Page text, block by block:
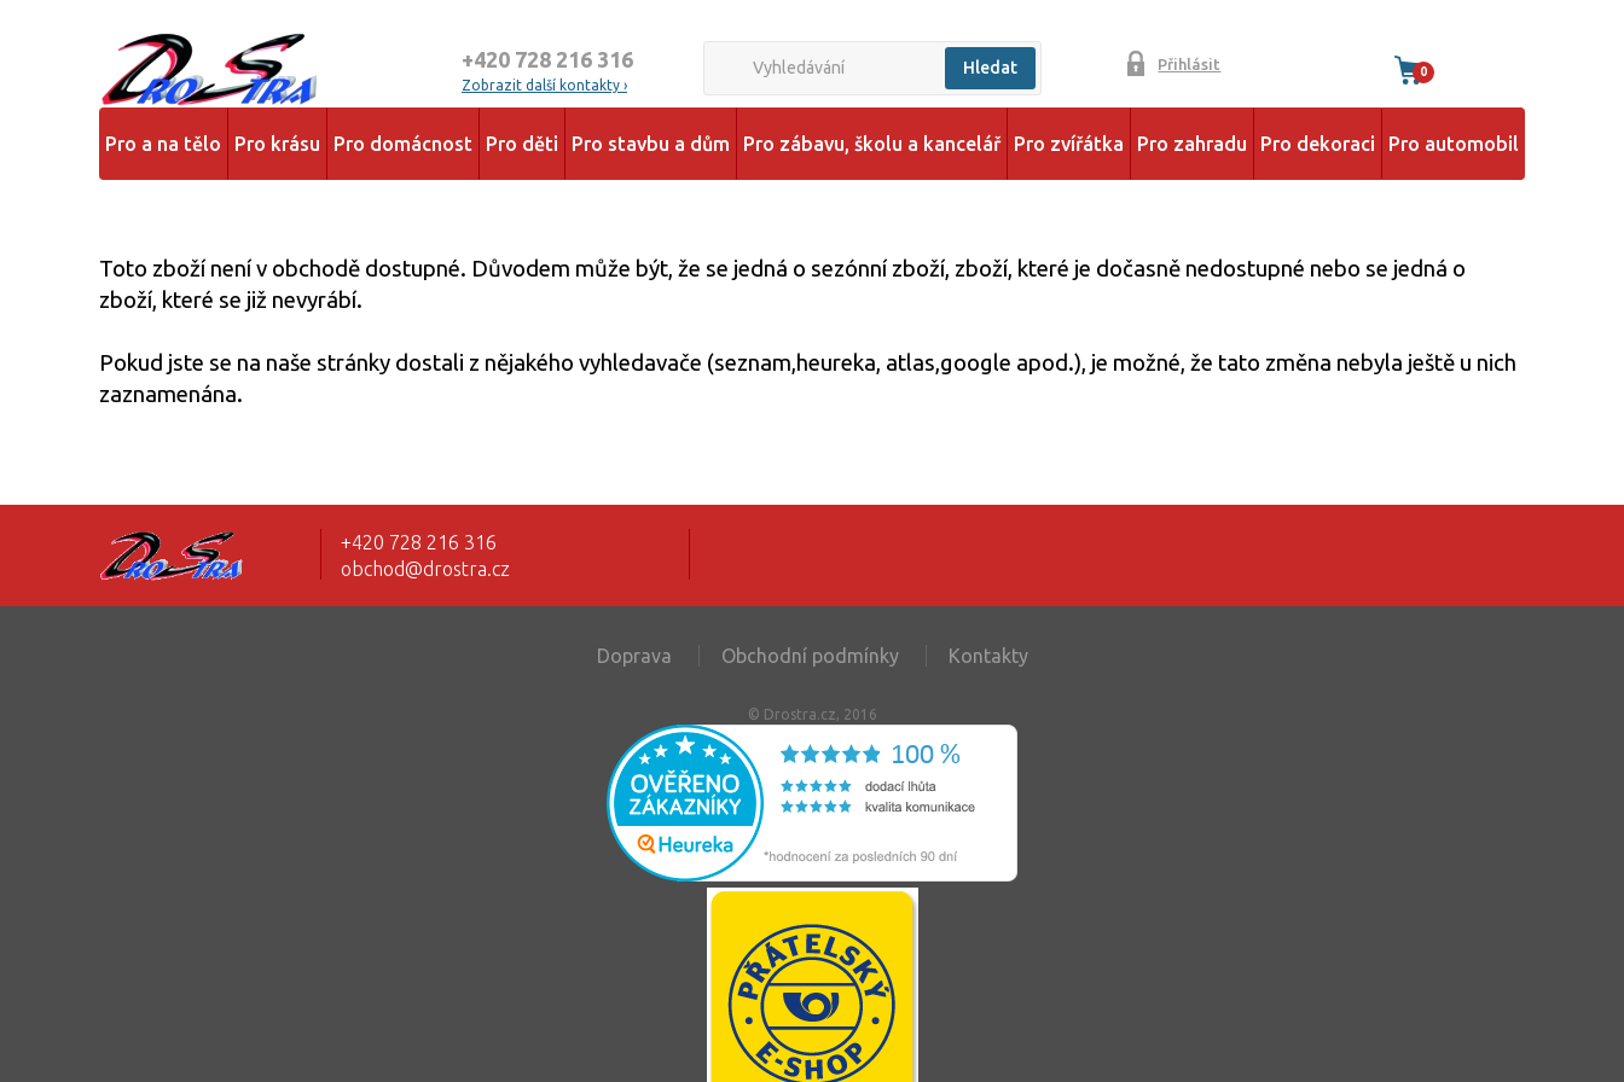
+420 728 216 316
Zobrazit další kontakty ›
Hledat Přihlásit 0
Pro a na tělo Pro krásu Pro domácnost Pro děti Pro stavbu a dům Pro zábavu, školu a kancelář Pro zvířátka Pro zahradu Pro dekoraci Pro automobil
Toto zboží není v obchodě dostupné. Důvodem může být, že se jedná o sezónní zboží, zboží, které je dočasně nedostupné nebo se jedná o
zboží, které se již nevyrábí.
Pokud jste se na naše stránky dostali z nějakého vyhledavače (seznam,heureka, atlas,google apod.), je možné, že tato změna nebyla ještě u nich
zaznamenána.
+420 728 216 316
obchod@drostra.cz
Doprava Obchodní podmínky Kontakty
© Drostra.cz, 2016